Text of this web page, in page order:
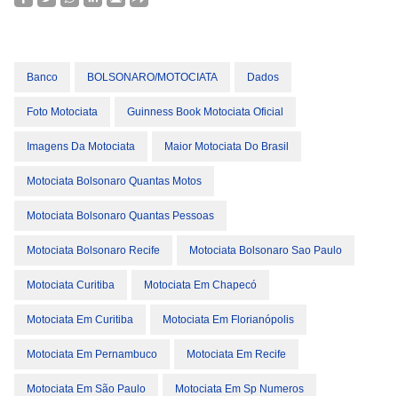
Banco BOLSONARO/MOTOCIATA Dados
Foto Motociata Guinness Book Motociata Oficial
Imagens Da Motociata Maior Motociata Do Brasil
Motociata Bolsonaro Quantas Motos
Motociata Bolsonaro Quantas Pessoas
Motociata Bolsonaro Recife Motociata Bolsonaro Sao Paulo
Motociata Curitiba Motociata Em Chapecó
Motociata Em Curitiba Motociata Em Florianópolis
Motociata Em Pernambuco Motociata Em Recife
Motociata Em São Paulo Motociata Em Sp Numeros